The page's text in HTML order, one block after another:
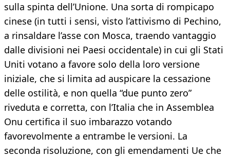
sulla spinta dell’Unione. Una sorta di rompicapo
cinese (in tutti i sensi, visto l’attivismo di Pechino,
a rinsaldare l’asse con Mosca, traendo vantaggio
dalle divisioni nei Paesi occidentale) in cui gli Stati
Uniti votano a favore solo della loro versione
iniziale, che si limita ad auspicare la cessazione
delle ostilità, e non quella “due punto zero”
riveduta e corretta, con l’Italia che in Assemblea
Onu certifica il suo imbarazzo votando
favorevolmente a entrambe le versioni. La
seconda risoluzione, con gli emendamenti Ue che